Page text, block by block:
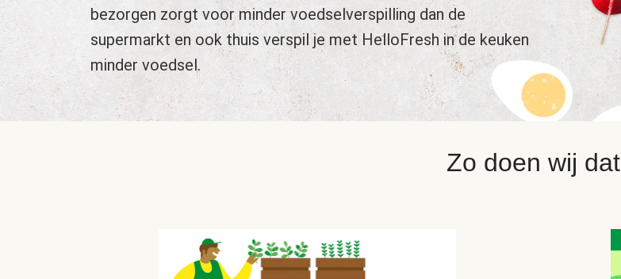
bezorgen zorgt voor minder voedselverspilling dan de
supermarkt en ook thuis verspil je met HelloFresh in de keuken
minder voedsel.
Zo doen wij dat